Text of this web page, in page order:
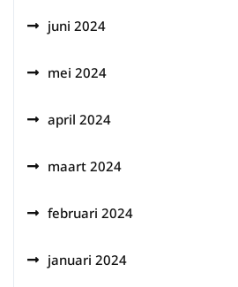
juni 2024
mei 2024
april 2024
maart 2024
februari 2024
januari 2024